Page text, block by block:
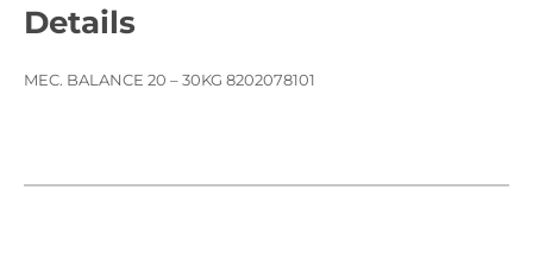
Details
MEC. BALANCE 20 – 30KG 8202078101